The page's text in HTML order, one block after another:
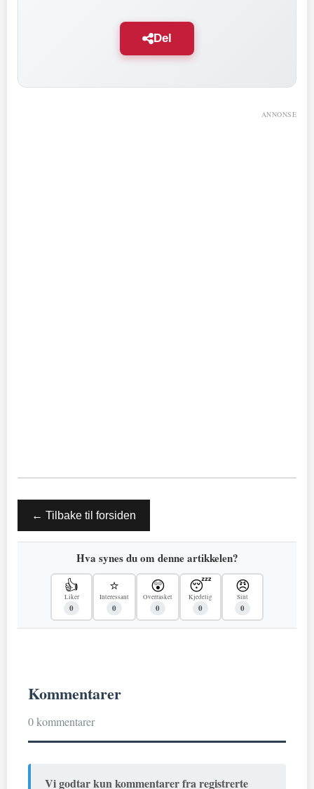
Del
ANNONSE
← Tilbake til forsiden
Hva synes du om denne artikkelen?
👍
Liker
0
⭐
Interessant
0
😲
Overrasket
0
😴
Kjedelig
0
😠
Sint
0
Kommentarer
0 kommentarer
Vi godtar kun kommentarer fra registrerte